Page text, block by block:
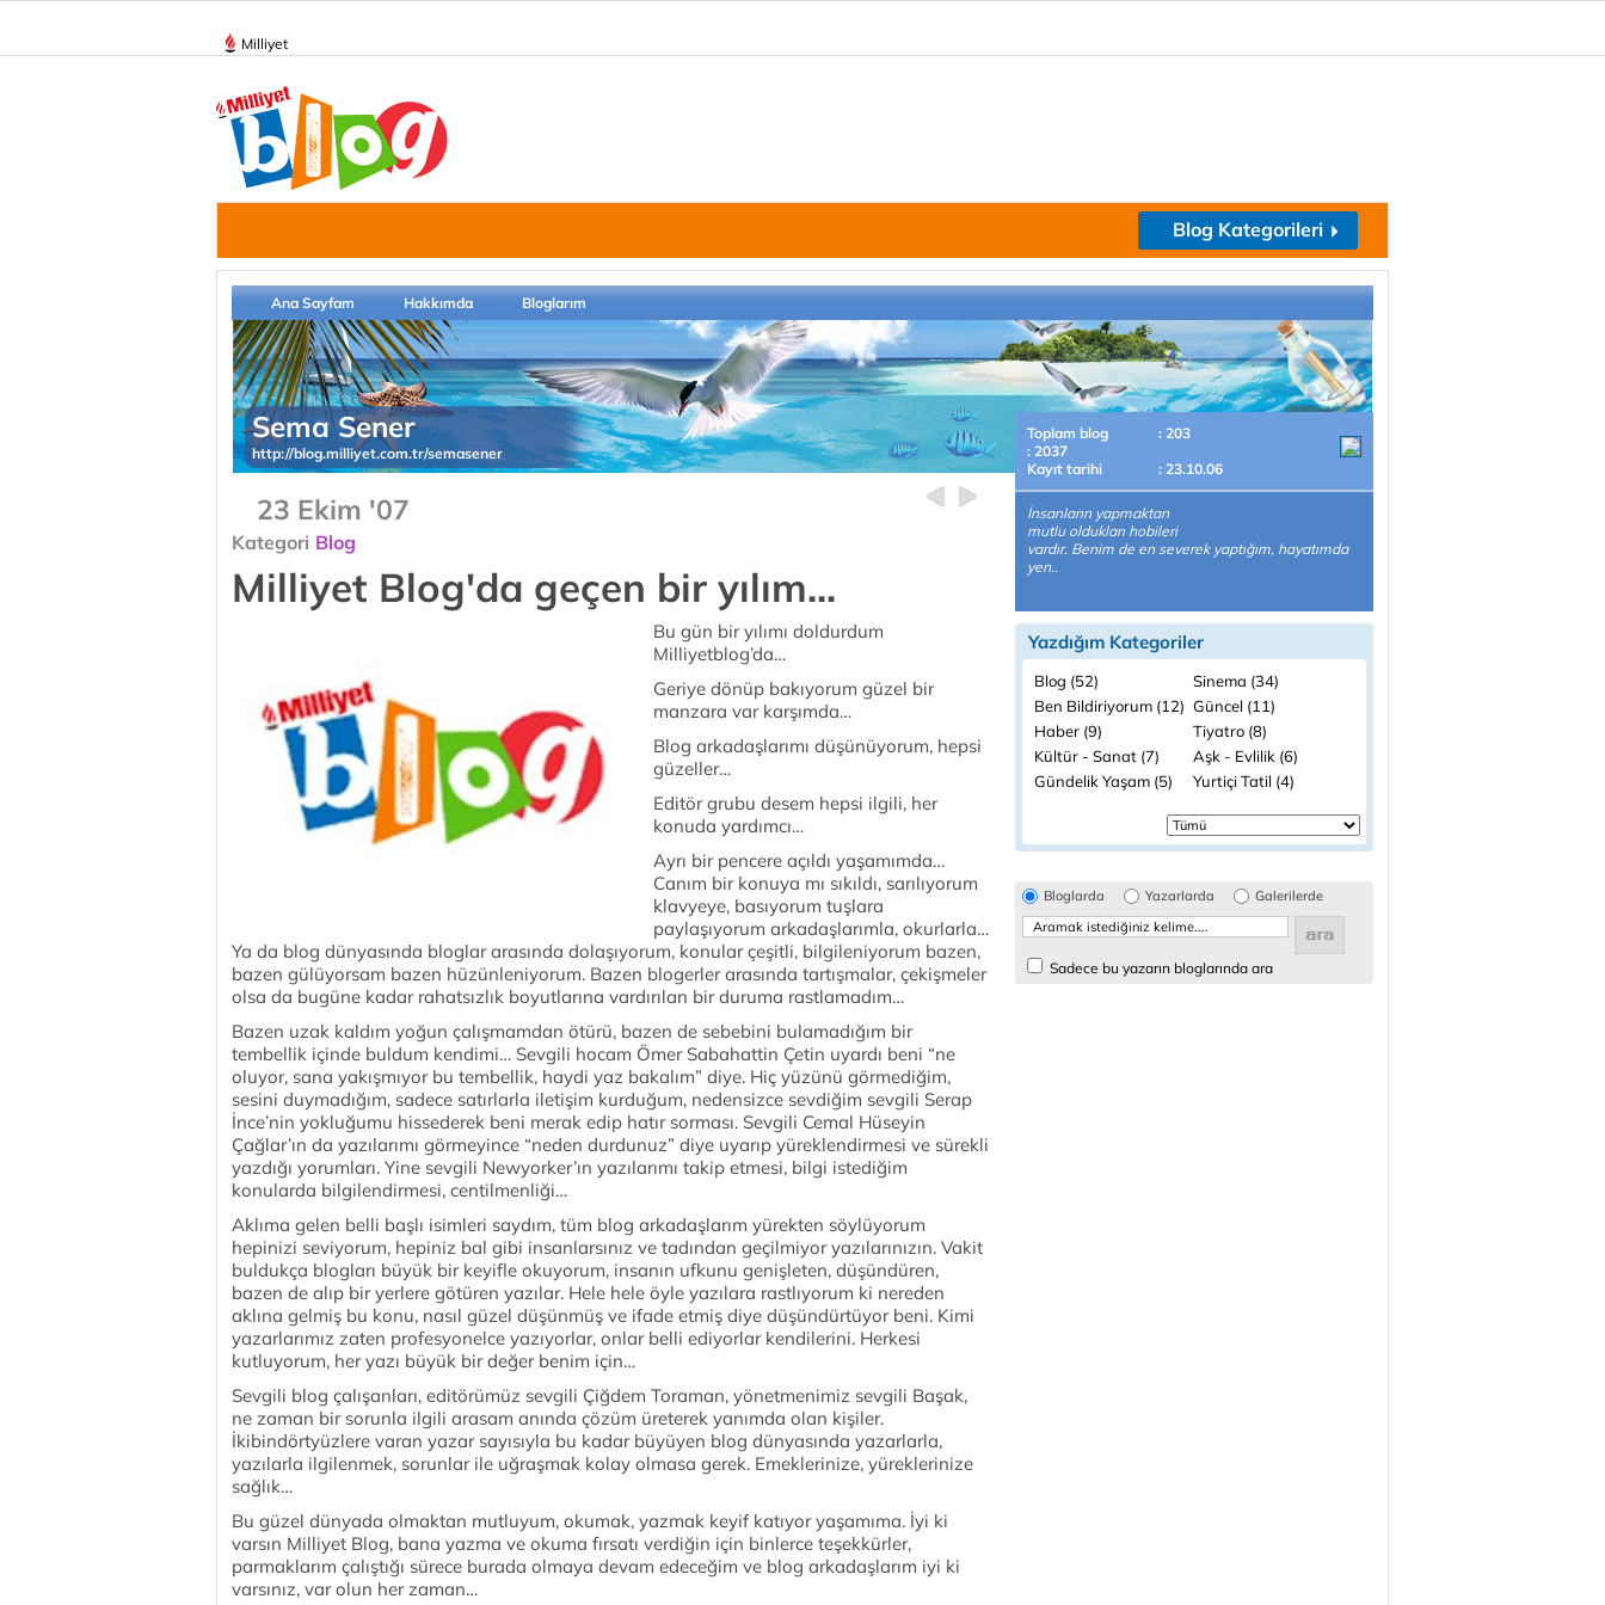
Milliyet
Blog Kategorileri
Ana Sayfam Hakkımda Bloglarım
Sema Sener
http://blog.milliyet.com.tr/semasener
23 Ekim '07
Kategori Blog
Milliyet Blog'da geçen bir yılım...
Bu gün bir yılımı doldurdum
Milliyetblog’da…
Geriye dönüp bakıyorum güzel bir
manzara var karşımda…
Blog arkadaşlarımı düşünüyorum, hepsi
güzeller…
Editör grubu desem hepsi ilgili, her
konuda yardımcı…
Ayrı bir pencere açıldı yaşamımda…
Canım bir konuya mı sıkıldı, sarılıyorum
klavyeye, basıyorum tuşlara
paylaşıyorum arkadaşlarımla, okurlarla…
Ya da blog dünyasında bloglar arasında dolaşıyorum, konular çeşitli, bilgileniyorum bazen,
bazen gülüyorsam bazen hüzünleniyorum. Bazen blogerler arasında tartışmalar, çekişmeler
olsa da bugüne kadar rahatsızlık boyutlarına vardırılan bir duruma rastlamadım…
Bazen uzak kaldım yoğun çalışmamdan ötürü, bazen de sebebini bulamadığım bir
tembellik içinde buldum kendimi… Sevgili hocam Ömer Sabahattin Çetin uyardı beni “ne
oluyor, sana yakışmıyor bu tembellik, haydi yaz bakalım” diye. Hiç yüzünü görmediğim,
sesini duymadığım, sadece satırlarla iletişim kurduğum, nedensizce sevdiğim sevgili Serap
İnce’nin yokluğumu hissederek beni merak edip hatır sorması. Sevgili Cemal Hüseyin
Çağlar’ın da yazılarımı görmeyince “neden durdunuz” diye uyarıp yüreklendirmesi ve sürekli
yazdığı yorumları. Yine sevgili Newyorker’ın yazılarımı takip etmesi, bilgi istediğim
konularda bilgilendirmesi, centilmenliği…
Aklıma gelen belli başlı isimleri saydım, tüm blog arkadaşlarım yürekten söylüyorum
hepinizi seviyorum, hepiniz bal gibi insanlarsınız ve tadından geçilmiyor yazılarınızın. Vakit
buldukça blogları büyük bir keyifle okuyorum, insanın ufkunu genişleten, düşündüren,
bazen de alıp bir yerlere götüren yazılar. Hele hele öyle yazılara rastlıyorum ki nereden
aklına gelmiş bu konu, nasıl güzel düşünmüş ve ifade etmiş diye düşündürtüyor beni. Kimi
yazarlarımız zaten profesyonelce yazıyorlar, onlar belli ediyorlar kendilerini. Herkesi
kutluyorum, her yazı büyük bir değer benim için…
Sevgili blog çalışanları, editörümüz sevgili Çiğdem Toraman, yönetmenimiz sevgili Başak,
ne zaman bir sorunla ilgili arasam anında çözüm üreterek yanımda olan kişiler.
İkibindörtyüzlere varan yazar sayısıyla bu kadar büyüyen blog dünyasında yazarlarla,
yazılarla ilgilenmek, sorunlar ile uğraşmak kolay olmasa gerek. Emeklerinize, yüreklerinize
sağlık…
Bu güzel dünyada olmaktan mutluyum, okumak, yazmak keyif katıyor yaşamıma. İyi ki
varsın Milliyet Blog, bana yazma ve okuma fırsatı verdiğin için binlerce teşekkürler,
parmaklarım çalıştığı sürece burada olmaya devam edeceğim ve blog arkadaşlarım iyi ki
varsınız, var olun her zaman…
Toplam blog
: 203
: 2037
Kayıt tarihi
: 23.10.06
İnsanların yapmaktan
mutlu oldukları hobileri
vardır. Benim de en severek yaptığım, hayatımda
yen..
Yazdığım Kategoriler
Blog (52)
Sinema (34)
Ben Bildiriyorum (12) Güncel (11)
Haber (9)
Tiyatro (8)
Kültür - Sanat (7)
Aşk - Evlilik (6)
Gündelik Yaşam (5)
Yurtiçi Tatil (4)
Bloglarda Yazarlarda Galerilerde
Sadece bu yazarın bloglarında ara